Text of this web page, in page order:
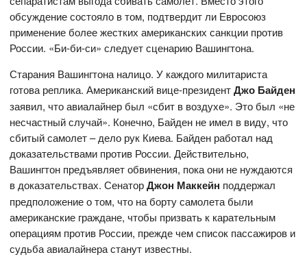
обсуждение состояло в том, подтвердит ли Евросоюз
применение более жестких американских санкции против
России. «Би-би-си» следует сценарию Вашингтона.
Старания Вашингтона налицо. У каждого милитариста
готова реплика. Американский вице-президентДжо Байден
заявил, что авиалайнер был «сбит в воздухе». Это был «не
несчастный случай». Конечно, Байден не имел в виду, что
сбитый самолет – дело рук Киева. Байден работал над
доказательствами против России. Действительно,
Вашингтон предъявляет обвинения, пока они не нуждаются
в доказательствах. СенаторДжон Маккейн поддержал
предположение о том, что на борту самолета были
американские граждане, чтобы призвать к карательным
операциям против России, прежде чем список пассажиров и
судьба авиалайнера станут известны.